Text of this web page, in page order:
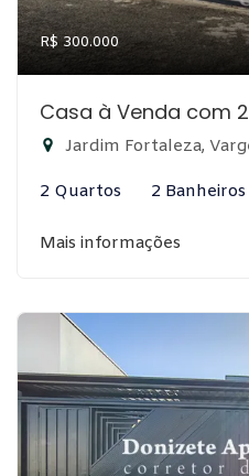
R$ 300.000
Casa à Venda com
Jardim Fortaleza,
2 Quartos 2 Banheiros
Mais informações